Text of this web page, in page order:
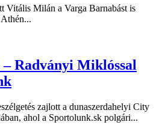
Vitális Milán a Varga Barnabást is
– Radványi Miklóssal
zajlott a dunaszerdahelyi City
ahol a Sportolunk.sk polgári...